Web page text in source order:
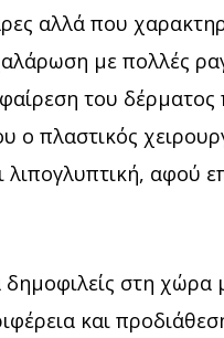
αλλά που
με πολλές
του δέρματος
ο πλαστικός
λιπογλυπτική, αφού
δημοφιλείς στη
και